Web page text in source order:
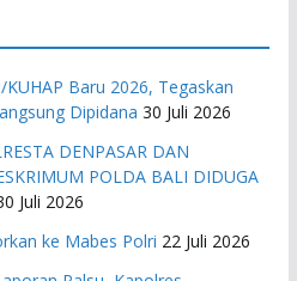
Baru 2026, Tegaskan
Dipidana 30 Juli 2026
DENPASAR DAN
POLDA BALI DIDUGA
Juli 2026
ke Mabes Polri 22 Juli 2026